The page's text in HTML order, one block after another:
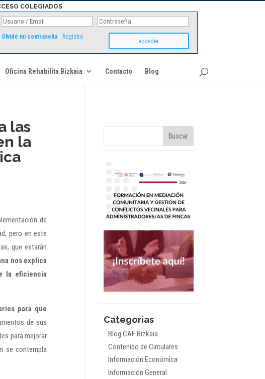
COLEGIADOS
Olvidé mi contraseña Registro
Oficina Rehabilita Bizkaia Contacto Blog
las
la
de
pero en este
que estarán
nos explica
la eficiencia
para que
de sus
para mejorar
se contempla
Categorías
Blog CAF Bizkaia
Contenido de Circulares
Información Económica
Información General